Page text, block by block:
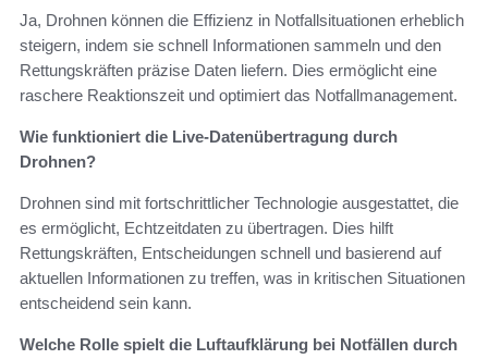
Ja, Drohnen können die Effizienz in Notfallsituationen erheblich
steigern, indem sie schnell Informationen sammeln und den
Rettungskräften präzise Daten liefern. Dies ermöglicht eine
raschere Reaktionszeit und optimiert das Notfallmanagement.
Wie funktioniert die Live-Datenübertragung durch
Drohnen?
Drohnen sind mit fortschrittlicher Technologie ausgestattet, die
es ermöglicht, Echtzeitdaten zu übertragen. Dies hilft
Rettungskräften, Entscheidungen schnell und basierend auf
aktuellen Informationen zu treffen, was in kritischen Situationen
entscheidend sein kann.
Welche Rolle spielt die Luftaufklärung bei Notfällen durch